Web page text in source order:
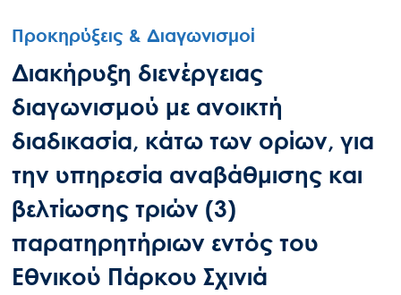
Προκηρύξεις & Διαγωνισμοί
Διακήρυξη διενέργειας
διαγωνισμού με ανοικτή
διαδικασία, κάτω των ορίων, για
την υπηρεσία αναβάθμισης και
βελτίωσης τριών (3)
παρατηρητήριων εντός του
Εθνικού Πάρκου Σχινιά